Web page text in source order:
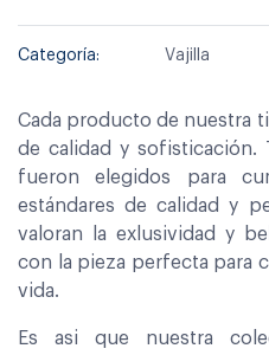
Categoría: Vajilla
Cada producto de nuestra
de calidad y sofisticación.
fueron elegidos para
estándares de calidad y
valoran la exlusividad y
con la pieza perfecta para
vida.
Es asi que nuestra